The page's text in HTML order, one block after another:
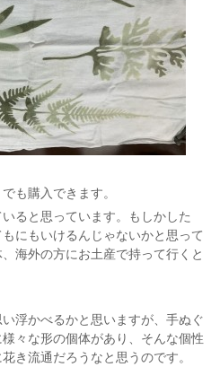
も購入できます。
ると思っています。もしかした
にもいけるんじゃないかと思って
海外の方にお土産で持って行くと
浮かべるかと思いますが、手ぬぐ
々な形の個体があり、そんな個性
き流通だろうなと思うのです。